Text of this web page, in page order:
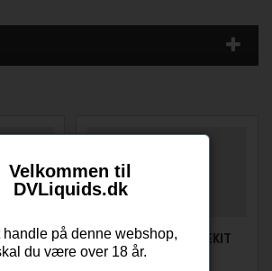
1000 ML. - 6 MG. BASEKIT
Velkommen til
DVLiquids.dk
handle på denne webshop,
du være over 18 år.